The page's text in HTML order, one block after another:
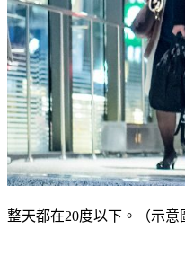
整天都在20度以下。（示意